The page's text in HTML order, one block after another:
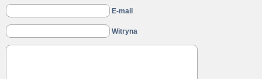
E-mail
Witryna